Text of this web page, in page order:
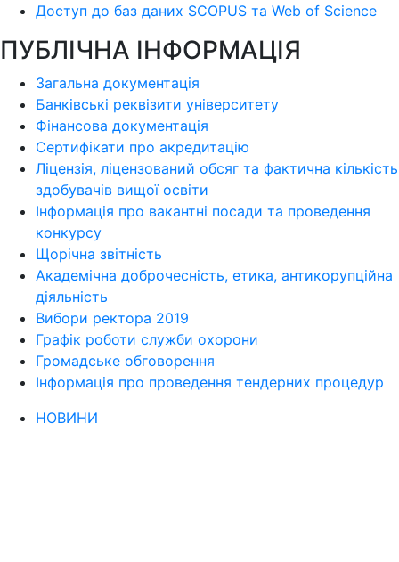
Доступ до баз даних SCOPUS та Web of Science
ПУБЛІЧНА ІНФОРМАЦІЯ
Загальна документація
Банківські реквізити університету
Фінансова документація
Сертифікати про акредитацію
Ліцензія, ліцензований обсяг та фактична кількість
здобувачів вищої освіти
Інформація про вакантні посади та проведення
конкурсу
Щорічна звітність
Академічна доброчесність, етика, антикорупційна
діяльність
Вибори ректора 2019
Графік роботи служби охорони
Громадське обговорення
Інформація про проведення тендерних процедур
НОВИНИ